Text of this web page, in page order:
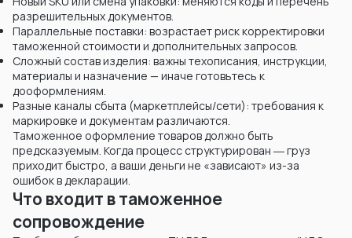
разрешительных документов.
Параллельные поставки: возрастает риск корректировки
таможенной стоимости и дополнительных запросов.
Сложный состав изделия: важны техописания, инструкции,
материалы и назначение — иначе готовьтесь к
дооформлениям.
Разные каналы сбыта (маркетплейсы/сети): требования к
маркировке и документам различаются.
Таможенное оформление товаров должно быть
предсказуемым. Когда процесс структурирован ― груз
приходит быстро, а ваши деньги не «зависают» из-за
ошибок в декларации.
Что входит в таможенное
сопровождение